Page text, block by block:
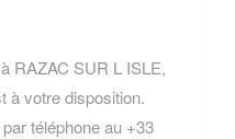
RAZAC SUR L ISLE,
à votre disposition.
téléphone au +33